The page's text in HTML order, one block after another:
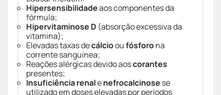
Hipersensibilidadeaos componentes da
fórmula;
Hipervitaminose D (absorção excessiva da
vitamina);
Elevadas taxas decálciooufósforona
corrente sanguínea;
Reações alérgicas devido aoscorantes
presentes;
Insuficiência renalenefrocalcinose se
utilizado em doses elevadas por períodos